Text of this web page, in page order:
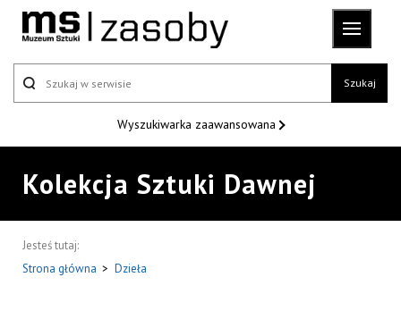
Szukaj
Wyszukiwarka zaawansowana
Kolekcja Sztuki Dawnej
Jesteś tutaj:
Strona główna > Dzieła